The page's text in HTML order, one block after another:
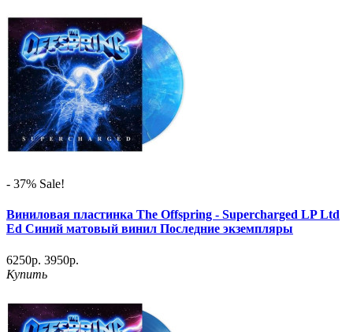
- 37% Sale!
Виниловая пластинка The Offspring - Supercharged LP Ltd
Ed Синий матовый винил Последние экземпляры
6250р. 3950р.
Купить